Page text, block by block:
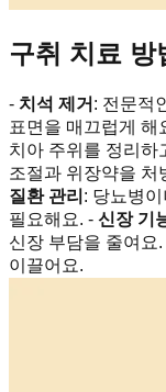
구취 치료 방
- 치석 제거 : 전문적
표면을 매끄럽게 해
치아 주위를 정리하
조절과 위장약을 처
질환 관리 : 당뇨병
필요해요. - 신장 기
신장 부담을 줄여요
이끌어요.